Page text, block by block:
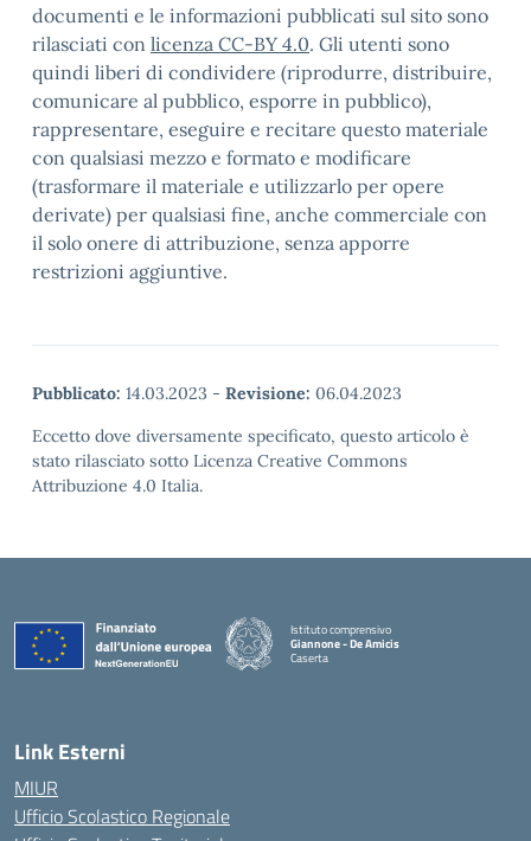
documenti e le informazioni pubblicati sul sito sono
rilasciati con licenza CC-BY 4.0. Gli utenti sono
quindi liberi di condividere (riprodurre, distribuire,
comunicare al pubblico, esporre in pubblico),
rappresentare, eseguire e recitare questo materiale
con qualsiasi mezzo e formato e modificare
(trasformare il materiale e utilizzarlo per opere
derivate) per qualsiasi fine, anche commerciale con
il solo onere di attribuzione, senza apporre
restrizioni aggiuntive.
Pubblicato: 14.03.2023 - Revisione: 06.04.2023
Eccetto dove diversamente specificato, questo articolo è
stato rilasciato sotto Licenza Creative Commons
Attribuzione 4.0 Italia.
Istituto comprensivo
Giannone - De Amicis
Caserta
Link Esterni
MIUR
Ufficio Scolastico Regionale